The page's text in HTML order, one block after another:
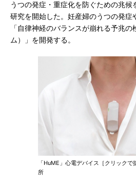
うつの発症・重症化を防ぐための兆候
研究を開始した。妊産婦のうつの発症
「自律神経のバランスが崩れる予兆
ム）」を開発する。
「HuME」心電デバイス［クリック
所